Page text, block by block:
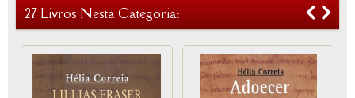
27 Livros Nesta Categoria: